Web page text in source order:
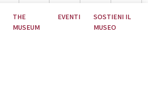
THE
MUSEUM
EVENTI
SOSTIENI IL
MUSEO